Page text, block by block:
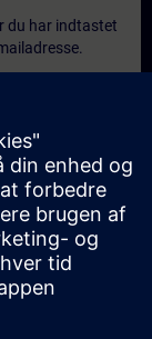
du har indtastet
for et tilbud på
eller i et
dine personlige
du et tilbud